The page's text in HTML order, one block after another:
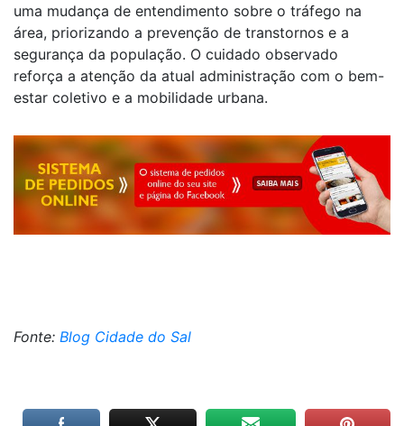
uma mudança de entendimento sobre o tráfego na
área, priorizando a prevenção de transtornos e a
segurança da população. O cuidado observado
reforça a atenção da atual administração com o bem-
estar coletivo e a mobilidade urbana.
Fonte: Blog Cidade do Sal